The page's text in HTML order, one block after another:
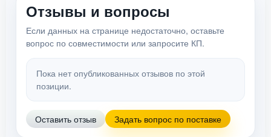
Отзывы и вопросы
Если данных на странице недостаточно, оставьте
вопрос по совместимости или запросите КП.
Пока нет опубликованных отзывов по этой
позиции.
Оставить отзыв Задать вопрос по поставке